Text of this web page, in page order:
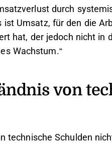
durch
ist Umsatz, für den die
hat, der jedoch nicht in
Wachstum.“
von
technische Schulden